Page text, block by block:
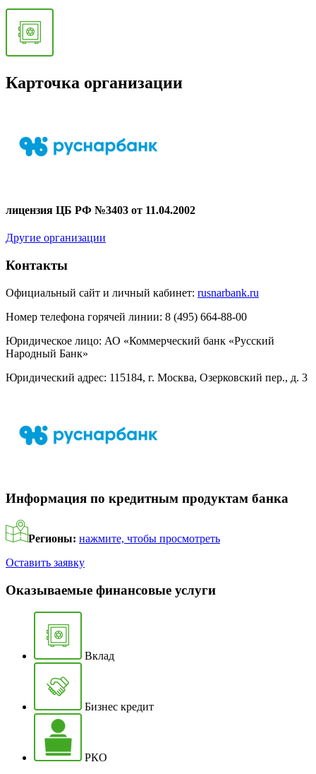
Карточка организации
лицензия ЦБ РФ №3403 от 11.04.2002
Другие организации
Контакты
Официальный сайт и личный кабинет: rusnarbank.ru
Номер телефона горячей линии: 8 (495) 664-88-00
Юридическое лицо: АО «Коммерческий банк «Русский
Народный Банк»
Юридический адрес: 115184, г. Москва, Озерковский пер., д. 3
Информация по кредитным продуктам банка
Регионы: нажмите, чтобы просмотреть
Оставить заявку
Оказываемые финансовые услуги
Вклад
Бизнес кредит
РКО